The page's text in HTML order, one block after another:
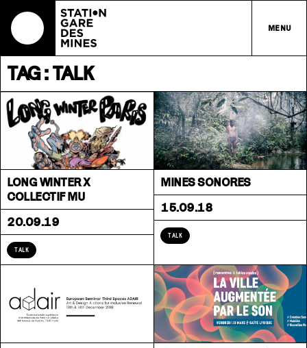
MENU
TAG : TALK
LONG WINTER X
COLLECTIF MU
20.09.19
TALK
MINES SONORES
15.09.18
TALK